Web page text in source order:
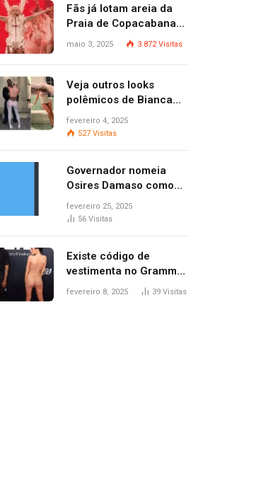
Fãs já lotam areia da
Praia de Copacabana
para o show de Lady
maio 3, 2025 3.872Visitas
Veja outros looks
polêmicos de Bianca
Censori, esposa de
Kanye West que
fevereiro 4, 2025
527 Visitas
Governador nomeia
Osires Damaso como
presidente do Ruraltins
fevereiro 25, 2025
56 Visitas
Existe código de
vestimenta no Grammy?
Questionamento surgiu
fevereiro 8, 2025 39 Visitas